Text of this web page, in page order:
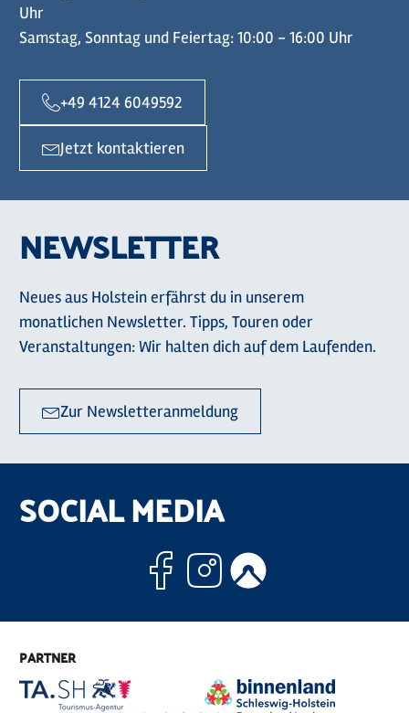
Uhr
Samstag, Sonntag und Feiertag: 10:00 - 16:00 Uhr
+49 4124 6049592
Jetzt kontaktieren
NEWSLETTER
Neues aus Holstein erfährst du in unserem
monatlichen Newsletter. Tipps, Touren oder
Veranstaltungen: Wir halten dich auf dem Laufenden.
Zur Newsletteranmeldung
SOCIAL MEDIA
Facebook
Instagram
PARTNER